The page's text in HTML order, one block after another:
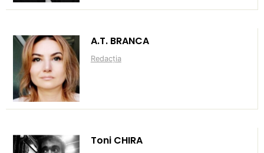
A.T. BRANCA
Redacția
Toni CHIRA